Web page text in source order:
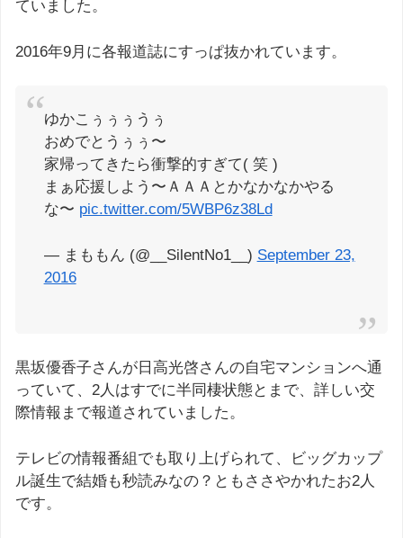
ていました。
2016年9月に各報道誌にすっぱ抜かれています。
ゆかこぅぅぅうぅ
おめでとうぅぅ〜
家帰ってきたら衝撃的すぎて( 笑 )
まぁ応援しよう〜ＡＡＡとかなかなかやる
な〜 pic.twitter.com/5WBP6z38Ld
— まももん (@__SilentNo1__) September 23,
2016
黒坂優香子さんが日高光啓さんの自宅マンションへ通
っていて、2人はすでに半同棲状態とまで、詳しい交
際情報まで報道されていました。
テレビの情報番組でも取り上げられて、ビッグカップ
ル誕生で結婚も秒読みなの？ともささやかれたお2人
です。